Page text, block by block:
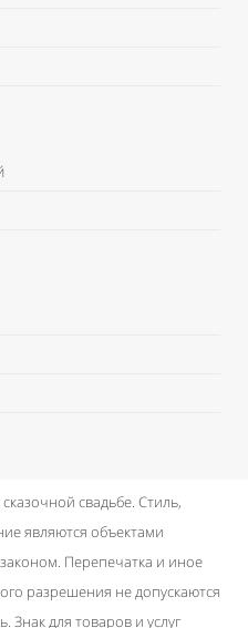
свадьбе. Стиль,
являются объектами
Перепечатка и иное
разрешения не допускаются
Знак для товаров и услуг